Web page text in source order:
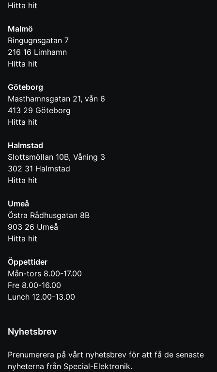
Hitta hit
Malmö
Ringugnsgatan 7
216 16 Limhamn
Hitta hit
Göteborg
Masthamnsgatan 21, vån 6
413 29 Göteborg
Hitta hit
Halmstad
Slottsmöllan 10B, Våning 3
302 31 Halmstad
Hitta hit
Umeå
Östra Rådhusgatan 8B
903 26 Umeå
Hitta hit
Öppettider
Mån-tors 8.00-17.00
Fre 8.00-16.00
Lunch 12.00-13.00
Nyhetsbrev
Prenumerera på vårt nyhetsbrev för att få de senaste
nyheterna från Special-Elektronik.